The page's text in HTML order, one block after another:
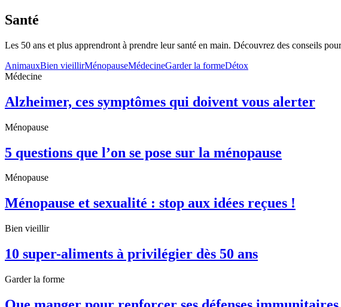
Santé
Les 50 ans et plus apprendront à prendre leur santé en main. Découvrez des conseils
AnimauxBien vieillirMénopauseMédecineGarder la formeDétox
Médecine
Alzheimer, ces symptômes qui doivent vous alerter
Ménopause
5 questions que l’on se pose sur la ménopause
Ménopause
Ménopause et sexualité : stop aux idées reçues !
Bien vieillir
10 super-aliments à privilégier dès 50 ans
Garder la forme